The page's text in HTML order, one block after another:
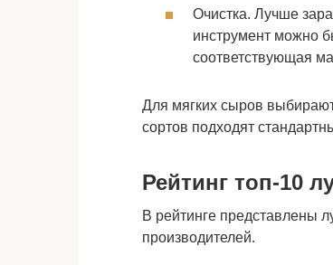
Очистка. Лучше
инструмент можно
соответствующая
Для мягких сыров
сортов подходят
Рейтинг топ-10
В рейтинге представлены
производителей.